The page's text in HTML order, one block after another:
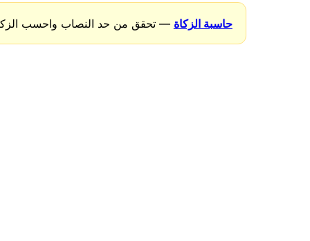
حاسبة الزكاة — تحقق من حد النصاب واحسب